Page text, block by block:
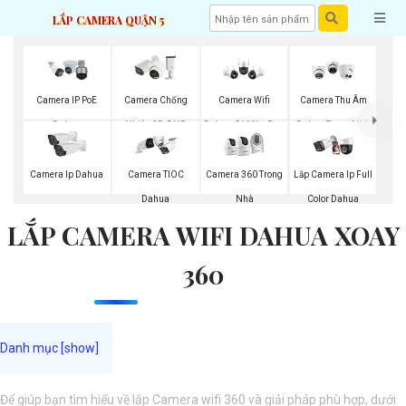
LẮP CAMERA QUẬN 5
Camera IP PoE
Dahua
Camera Chống
Nhiễu 3D-DNR
Dahua
Camera Wifi
Dahua Có Màu Ban
Đêm
Camera Thu Âm
Dahua Trong Nhà
Camera Ip Dahua Camera TIOC
Dahua
Camera 360 Trong
Nhà
Lắp Camera Ip Full
Color Dahua
LẮP CAMERA WIFI DAHUA XOAY
360
Để giúp bạn tìm hiểu về lắp Camera wifi 360 và giải pháp phù hợp, dưới